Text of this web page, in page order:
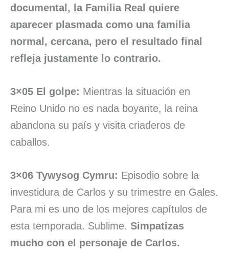
documental, la Familia Real quiere
aparecer plasmada como una familia
normal, cercana, pero el resultado final
refleja justamente lo contrario.
3×05 El golpe: Mientras la situación en
Reino Unido no es nada boyante, la reina
abandona su país y visita criaderos de
caballos.
3×06 Tywysog Cymru: Episodio sobre la
investidura de Carlos y su trimestre en Gales.
Para mi es uno de los mejores capítulos de
esta temporada. Sublime. Simpatizas
mucho con el personaje de Carlos.